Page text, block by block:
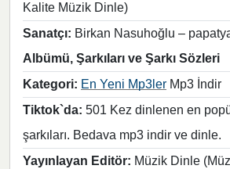
Kalite Müzik Dinle)
Sanatçı: Birkan Nasuhoğlu –
Albümü, Şarkıları ve Şarkı Sözleri
Kategori: En Yeni Mp3ler Mp3 İndir
Tiktok`da: 501 Kez dinlenen en
şarkıları. Bedava mp3 indir ve dinle.
Yayınlayan Editör: Müzik Dinle